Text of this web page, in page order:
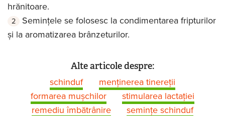
hrănitoare.
Semințele se folosesc la condimentarea fripturilor
și la aromatizarea brânzeturilor.
Alte articole despre:
schinduf
menținerea tinereții
formarea mușchilor
stimularea lactației
remediu îmbătrânire
semințe schinduf